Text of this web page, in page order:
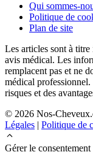
Qui sommes-
Politique de
Plan de site
Les articles sont à
avis médical. Les
remplacent pas et ne
médical
risques et des
© 2026 Nos-
Légales | Politique de
Gérer le consentement